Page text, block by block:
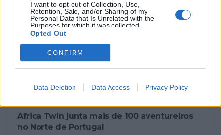
I want to opt-out of Collection, Use,
Retention, Sale, and/or Sharing of my
Personal Data that Is Unrelated with the
Purposes for which it was collected.
Opted Out
CONFIRM
Data Deletion Data Access Privacy Policy
Africa Twin junta mais de 100 aventureiros
no Norte de Portugal